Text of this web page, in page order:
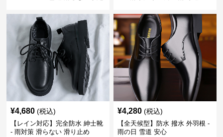
¥4,680 (税込)
【レイン対応】完全防水 紳士靴
- 雨対策 滑らない 滑り止め
¥4,280 (税込)
【全天候型】防水 撥水 外羽根 -
雨の日 雪道 安心